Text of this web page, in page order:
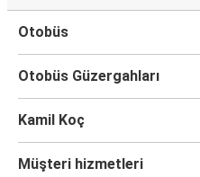
Otobüs
Otobüs Güzergahları
Kamil Koç
Müşteri hizmetleri